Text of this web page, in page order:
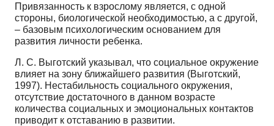
Привязанность к взрослому является, с одной
стороны, биологической необходимостью, а с другой,
– базовым психологическим основанием для
развития личности ребенка.
Л. С. Выготский указывал, что социальное окружение
влияет на зону ближайшего развития (Выготский,
1997). Нестабильность социального окружения,
отсутствие достаточного в данном возрасте
количества социальных и эмоциональных контактов
приводит к отставанию в развитии.